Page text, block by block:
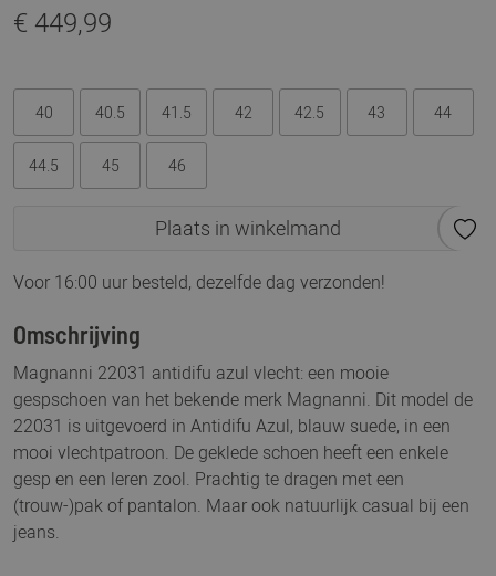
€ 449,99
40 40.5 41.5 42 42.5 43 44
44.5 45 46
Plaats in winkelmand
Voor 16:00 uur besteld, dezelfde dag verzonden!
Omschrijving
Magnanni 22031 antidifu azul vlecht: een mooie
gespschoen van het bekende merk Magnanni. Dit model de
22031 is uitgevoerd in Antidifu Azul, blauw suede, in een
mooi vlechtpatroon. De geklede schoen heeft een enkele
gesp en een leren zool. Prachtig te dragen met een
(trouw-)pak of pantalon. Maar ook natuurlijk casual bij een
jeans.